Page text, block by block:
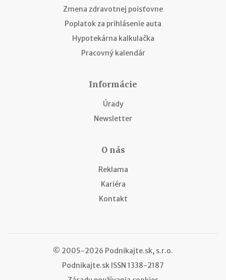
Zmena zdravotnej poisťovne
Poplatok za prihlásenie auta
Hypotekárna kalkulačka
Pracovný kalendár
Informácie
Úrady
Newsletter
O nás
Reklama
Kariéra
Kontakt
© 2005-2026 Podnikajte.sk, s.r.o.
Podnikajte.sk ISSN 1338-2187